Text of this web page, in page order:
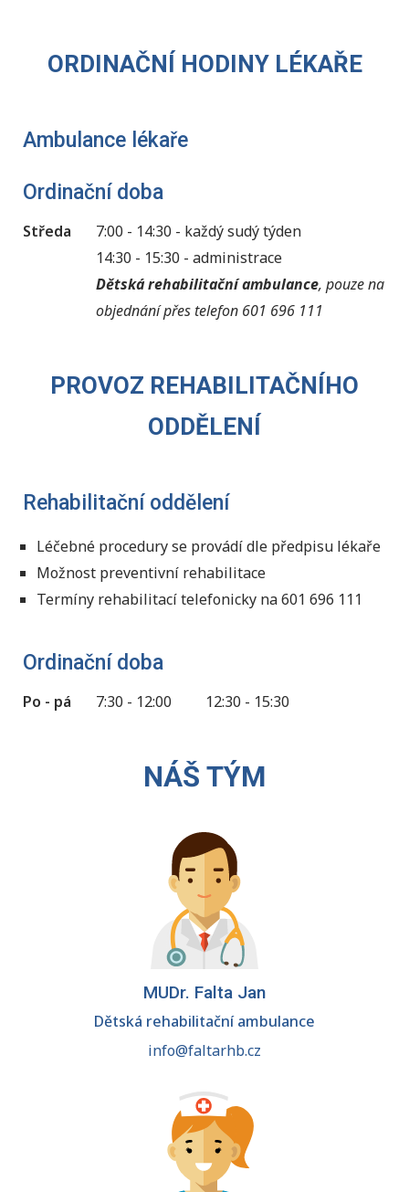
ORDINAČNÍ HODINY LÉKAŘE
Ambulance lékaře
Ordinační doba
Středa
7:00 - 14:30 - každý sudý týden
14:30 - 15:30 - administrace
Dětská rehabilitační ambulance, pouze na
objednání přes telefon 601 696 111
PROVOZ REHABILITAČNÍHO
ODDĚLENÍ
Rehabilitační oddělení
Léčebné procedury se provádí dle předpisu lékaře
Možnost preventivní rehabilitace
Termíny rehabilitací telefonicky na 601 696 111
Ordinační doba
Po - pá 7:30 - 12:00 12:30 - 15:30
NÁŠ TÝM
MUDr. Falta Jan
Dětská rehabilitační ambulance
info@faltarhb.cz